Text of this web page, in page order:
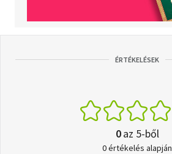
ÉRTÉKELÉSEK
0az 5-ből
0 értékelés alapján